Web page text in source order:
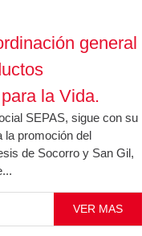
general
la Vida.
SEPAS, sigue con su
la promoción del
de Socorro y San Gil,
VER MAS